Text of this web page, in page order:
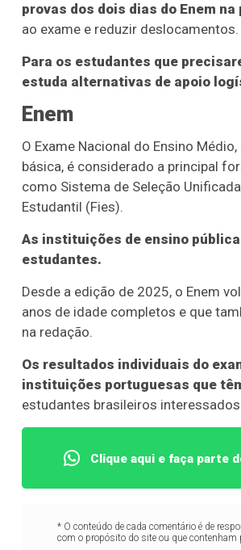
provas dos dois dias do Enem
ao exame e reduzir deslocamentos.
Para os estudantes que
estuda alternativas de apoio
Enem
O Exame Nacional do Ensino
básica, é considerado a principal
como Sistema de Seleção
Estudantil (Fies).
As instituições de ensino
estudantes.
Desde a edição de 2025, o Enem
anos de idade completos e que
na redação.
Os resultados individuais do
instituições portuguesas que
estudantes brasileiros
Clique aqui e faça parte
* O conteúdo de cada comentário é de
com o propósito do site ou que contenham